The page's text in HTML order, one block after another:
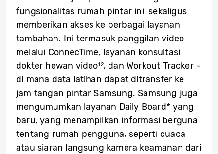
fungsionalitas rumah pintar ini, sekaligus
memberikan akses ke berbagai layanan
tambahan. Ini termasuk panggilan video
melalui ConnecTime, layanan konsultasi
dokter hewan video12, dan Workout Tracker –
di mana data latihan dapat ditransfer ke
jam tangan pintar Samsung. Samsung juga
mengumumkan layanan Daily Board* yang
baru, yang menampilkan informasi berguna
tentang rumah pengguna, seperti cuaca
atau siaran langsung kamera keamanan dari